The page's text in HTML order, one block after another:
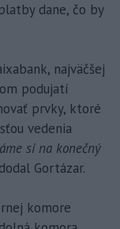
dane, čo by
najväčšej
podujatí
prvky, ktoré
vedenia
si na konečný
dodal Gortázar.
komore